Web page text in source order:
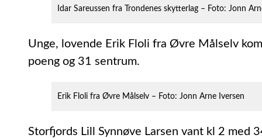
Idar Sareussen fra Trondenes skytterlag – Foto: Jonn
Unge, lovende Erik Floli fra Øvre Målselv
poeng og 31 sentrum.
Erik Floli fra Øvre Målselv – Foto: Jonn Arne Iversen
Storfjords Lill Synnøve Larsen vant kl 2 med